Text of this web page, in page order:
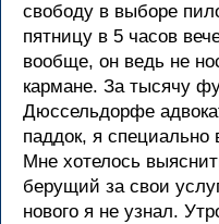
свободу в выборе
пятницу в 5 часов
вообще, он ведь не
кармане. За тысячу
Дюссельдорфе
паддок, я специально
Мне хотелось
берущий за свои
нового я не узнал.